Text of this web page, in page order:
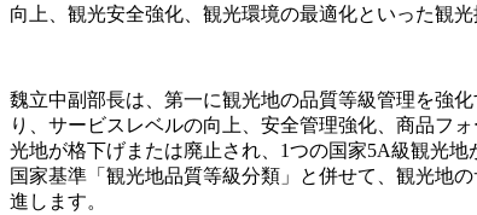
向上、観光安全強化、観光環境の最適化といった観
魏立中副部長は、第一に観光地の品質等級管理を強
り、サービスレベルの向上、安全管理強化、商品フ
光地が格下げまたは廃止され、1つの国家5A級観光
国家基準「観光地品質等級分類」と併せて、観光地
進します。